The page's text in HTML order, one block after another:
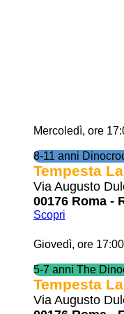
Mercoledì, ore
8-11 anni
Tempesta
Via Augusto
00176 Roma -
Scopri
Giovedì, ore 17:00
5-7 anni The
Tempesta
Via Augusto